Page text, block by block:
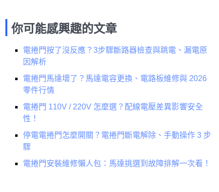
你可能感興趣的文章
電捲門按了沒反應？3步驟斷路器檢查與跳電、漏電原
因解析
電捲門馬達壞了？馬達電容更換、電路板維修與 2026
零件行情
電捲門 110V / 220V 怎麼選？配線電壓差異影響安全
性！
停電電捲門怎麼開關？電捲門斷電解除、手動操作 3 步
驟
電捲門安裝維修懶人包：馬達挑選到故障排解一次看！